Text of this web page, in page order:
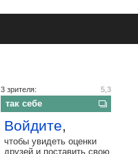
3 зрителя: 5,3
так себе
Войдите,
чтобы увидеть оценки
друзей и поставить свою